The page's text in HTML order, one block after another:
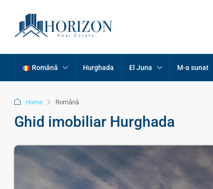
Română Hurghada El Juna M-a sunat
Home Română
Ghid imobiliar Hurghada